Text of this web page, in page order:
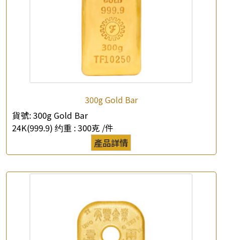
查詢以下產品
300g Gold Bar
貨號: 300g Gold Bar
24K(999.9) 约重 : 300克 /件
產品詳情